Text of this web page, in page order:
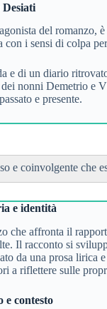
del romanzo,
i sensi di colpa
e di un diario
nonni Demetrio e
e presente.
e coinvolgente che
e identità
che affronta il
Il racconto si
da una prosa lirica
a riflettere sulle
e contesto